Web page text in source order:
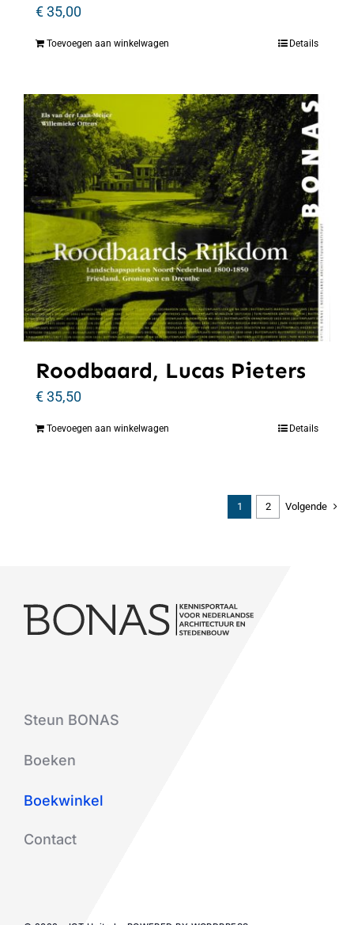
€35,00
Toevoegen aan winkelwagen Details
Roodbaard, Lucas Pieters
€35,50
Toevoegen aan winkelwagen Details
1 2 Volgende
Steun BONAS
Boeken
Boekwinkel
Contact